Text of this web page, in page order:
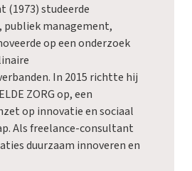
(1973) studeerde
management,
op een onderzoek
In 2015 richtte hij
ZORG op, een
op innovatie en sociaal
Als freelance-consultant
duurzaam innoveren en